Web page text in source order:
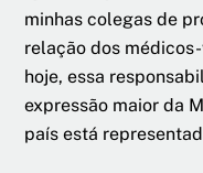
minhas colegas de
relação dos
hoje, essa
expressão maior da
país está